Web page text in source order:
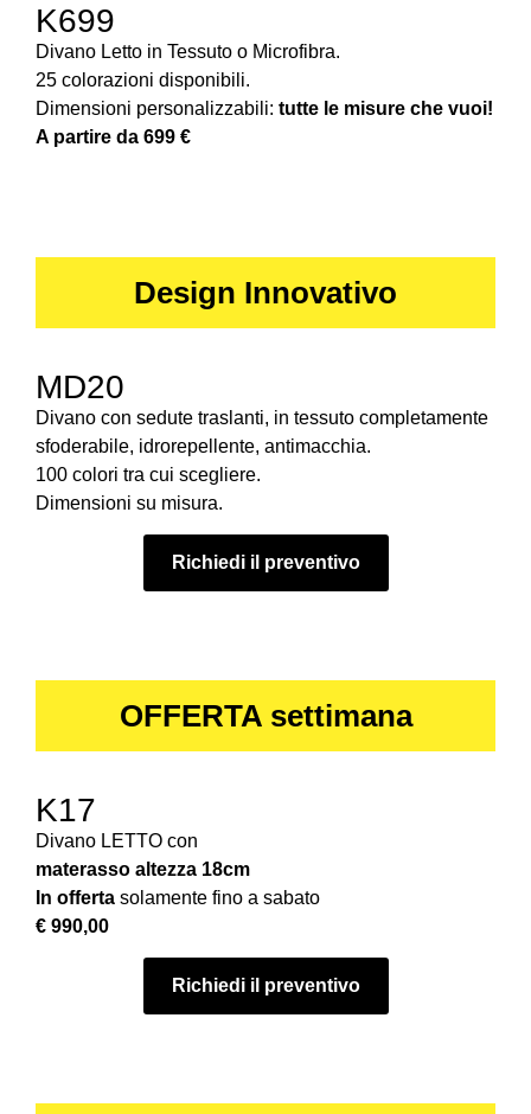
K699
Divano Letto in Tessuto o Microfibra.
25 colorazioni disponibili.
Dimensioni personalizzabili: tutte le misure che vuoi!
A partire da 699 €
Design Innovativo
MD20
Divano con sedute traslanti, in tessuto completamente
sfoderabile, idrorepellente, antimacchia.
100 colori tra cui scegliere.
Dimensioni su misura.
Richiedi il preventivo
OFFERTA settimana
K17
Divano LETTO con
materasso altezza 18cm
In offerta solamente fino a sabato
€ 990,00
Richiedi il preventivo